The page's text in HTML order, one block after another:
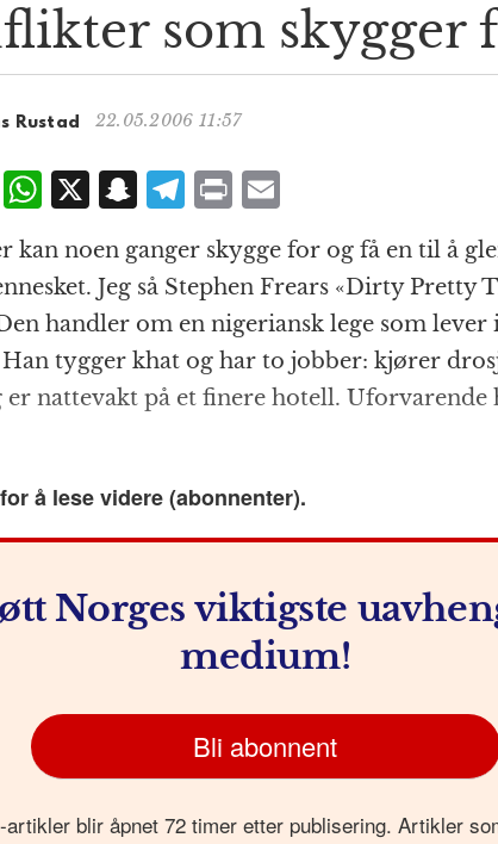
som skygger
Rustad 22.05.2006 11:57
M W
at
s
A
p
p
X S
a
p
c
h
at
T
el
e
g
r
a
m
P
n
t
m
ai
l
kan noen ganger skygge for og få en til å
Jeg så Stephen Frears «Dirty Pretty
handler om en nigeriansk lege som lever
tygger khat og har to jobber: kjører
er nattevakt på et finere hotell. Uforvarende
for å lese videre (abonnenter).
Norges viktigste
medium!
Bli abonnent
artikler blir åpnet 72 timer etter publisering. Artikler